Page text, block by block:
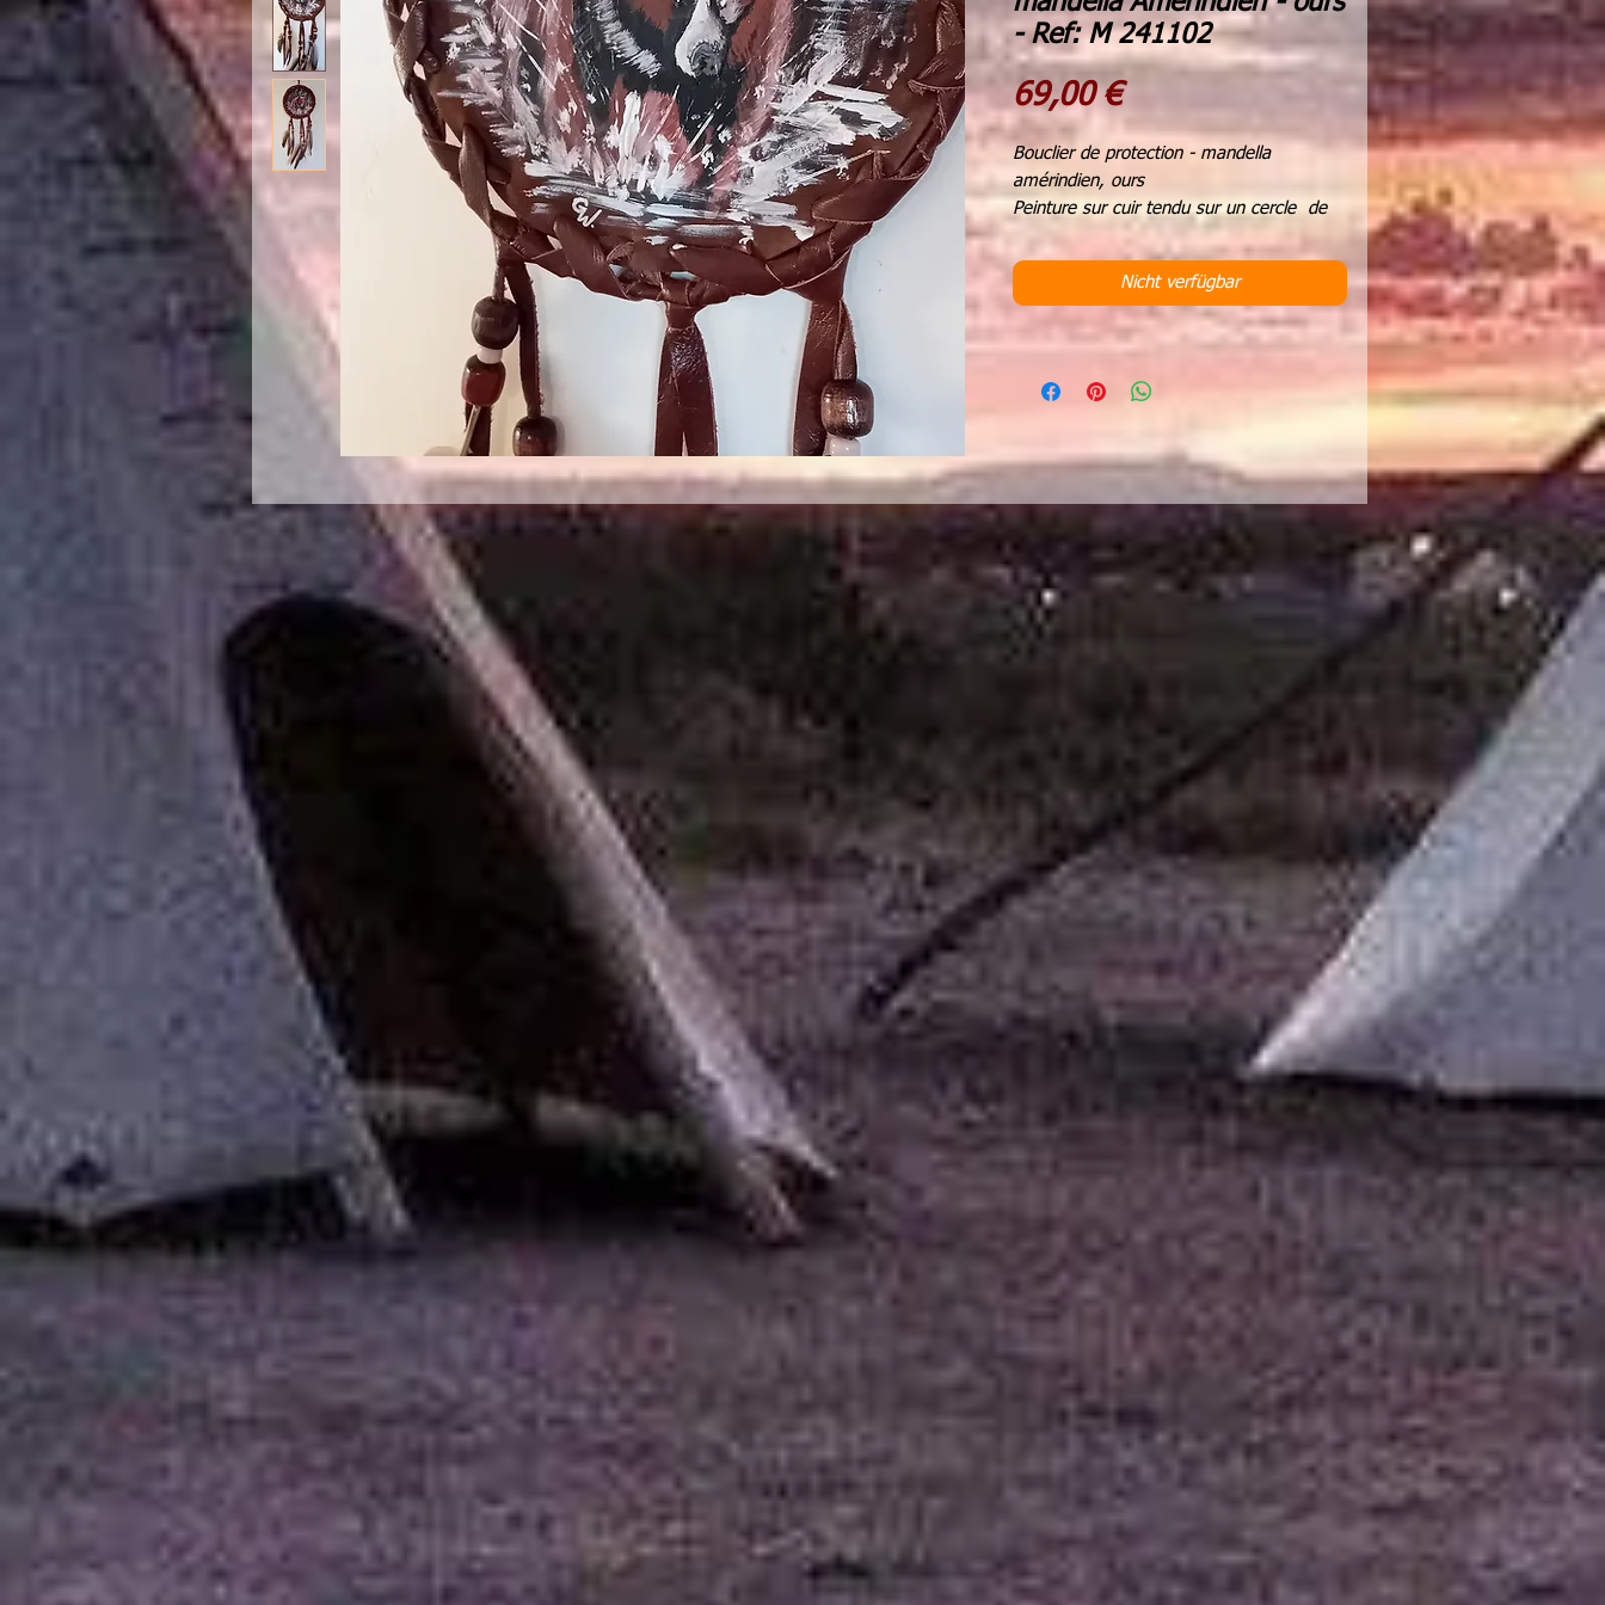
- Ref: M 241102
69,00 €Preis
Bouclier de protection - mandella
amérindien, ours
Peinture sur cuir tendu sur un cercle de
perles bois marrons et perles de verre .
plumes naturelles
diamètre 20 cms
hauteur totale 54 cms
bouclier de protection comme instrument
Aujourd'hui, sa symbolique est importante
pour nous rappeler l'importance de
l'équilibre dans toutes les sphères de la
Chaque attrape-rêves, roue médecine ou
mandella est purifié à la sauge.
Chaque création est unique et
entièrement réalisées avec des matériaux
Nicht verfügbar